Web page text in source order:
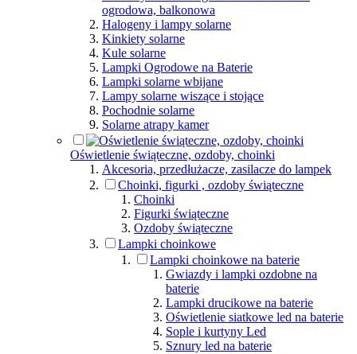
ogrodowa, balkonowa
Halogeny i lampy solarne
Kinkiety solarne
Kule solarne
Lampki Ogrodowe na Baterie
Lampki solarne wbijane
Lampy solarne wiszące i stojące
Pochodnie solarne
Solarne atrapy kamer
Oświetlenie świąteczne, ozdoby, choinki
Akcesoria, przedłużacze, zasilacze do lampek
Choinki, figurki , ozdoby świąteczne
Choinki
Figurki świąteczne
Ozdoby świąteczne
Lampki choinkowe
Lampki choinkowe na baterie
Gwiazdy i lampki ozdobne na
baterie
Lampki drucikowe na baterie
Oświetlenie siatkowe led na baterie
Sople i kurtyny Led
Sznury led na baterie